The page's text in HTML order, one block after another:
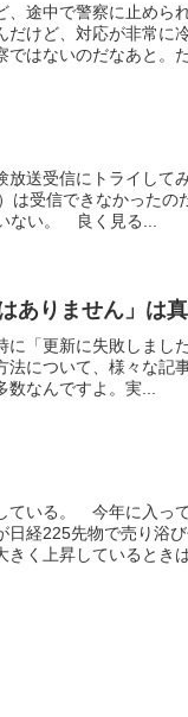
途中で警察に止めら
けど、対応が非常に
はないのだなあと。た
放送受信にトライし
は受信できなかった
ない。 良く見る...
ありません」は
「更新に失敗しまし
について、様々な記
なんですよ。実...
ている。 今年に入っ
経225先物で売り浴
く上昇しているとき